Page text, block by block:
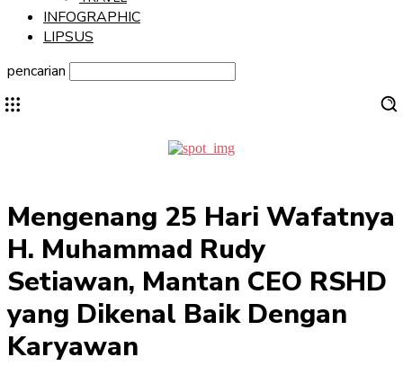
INFOGRAPHIC
LIPSUS
pencarian
Mengenang 25 Hari Wafatnya
H. Muhammad Rudy
Setiawan, Mantan CEO RSHD
yang Dikenal Baik Dengan
Karyawan